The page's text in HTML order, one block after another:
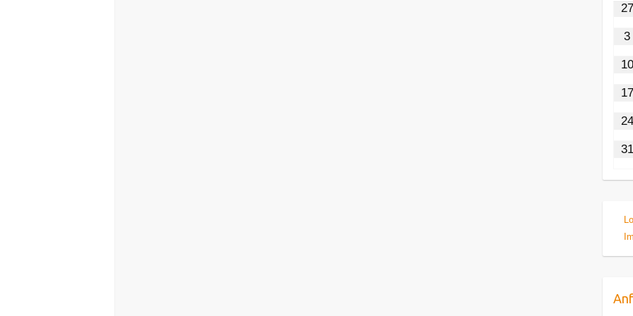
27
33.
10
17
24
31